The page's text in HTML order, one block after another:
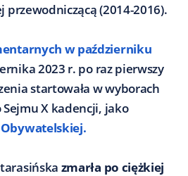
przewodniczącą (2014-2016).
w październiku
2023 r. po raz pierwszy
startowała w wyborach
X kadencji, jako
zmarła po ciężkiej